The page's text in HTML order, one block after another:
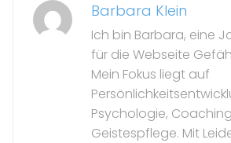
Barbara Klein
Ich bin Barbara, eine
für die Webseite
Mein Fokus liegt auf
Psychologie,
Geistespflege. Mit